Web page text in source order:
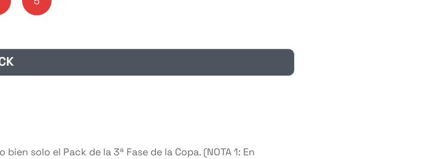
solo el Pack de la 3ª Fase de la Copa. (NOTA 1: En